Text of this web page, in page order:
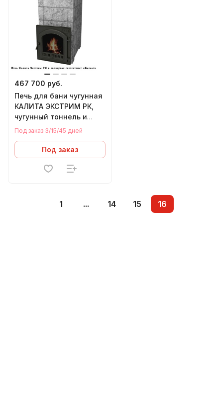
467 700 руб.
Печь для бани чугунная
КАЛИТА ЭКСТРИМ РК,
чугунный тоннель и
чугунная дверца
СЕРПЕНТИНИТ БАРХАТ
(18-34м.куб)
Под заказ 3/15/45 дней
Под заказ
1 ... 14 15 16